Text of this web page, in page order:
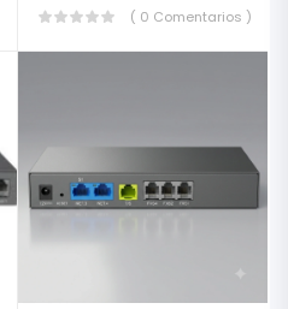
( 0 Comentarios )